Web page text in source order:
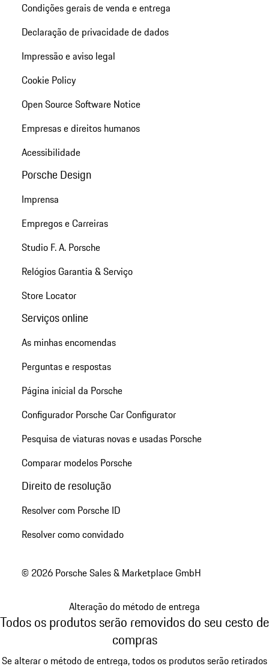
Condições gerais de venda e entrega
Declaração de privacidade de dados
Impressão e aviso legal
Cookie Policy
Open Source Software Notice
Empresas e direitos humanos
Acessibilidade
Porsche Design
Imprensa
Empregos e Carreiras
Studio F. A. Porsche
Relógios Garantia & Serviço
Store Locator
Serviços online
As minhas encomendas
Perguntas e respostas
Página inicial da Porsche
Configurador Porsche Car Configurator
Pesquisa de viaturas novas e usadas Porsche
Comparar modelos Porsche
Direito de resolução
Resolver com Porsche ID
Resolver como convidado
© 2026 Porsche Sales & Marketplace GmbH
Alteração do método de entrega
Todos os produtos serão removidos do seu cesto de
compras
Se alterar o método de entrega, todos os produtos serão retirados